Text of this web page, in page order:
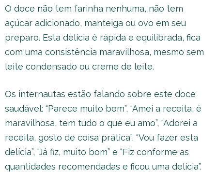
O doce não tem farinha nenhuma, não tem
açúcar adicionado, manteiga ou ovo em seu
preparo. Esta delícia é rápida e equilibrada, fica
com uma consistência maravilhosa, mesmo sem
leite condensado ou creme de leite.
Os internautas estão falando sobre este doce
saudável: “Parece muito bom”, “Amei a receita, é
maravilhosa, tem tudo o que eu amo”, “Adorei a
receita, gosto de coisa prática”, “Vou fazer esta
delícia”, “Já fiz, muito bom” e “Fiz conforme as
quantidades recomendadas e ficou uma delícia”.